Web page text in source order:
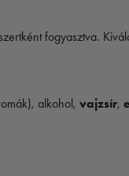
fogyasztva.
alkohol, vajzsír,